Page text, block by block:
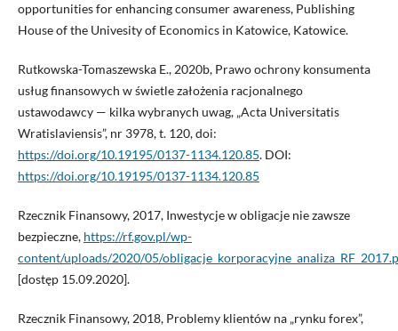
opportunities for enhancing consumer awareness, Publishing
House of the Univesity of Economics in Katowice, Katowice.
Rutkowska-Tomaszewska E., 2020b, Prawo ochrony konsumenta
usług finansowych w świetle założenia racjonalnego
ustawodawcy — kilka wybranych uwag, „Acta Universitatis
Wratislaviensis”, nr 3978, t. 120, doi:
https://doi.org/10.19195/0137-1134.120.85. DOI:
https://doi.org/10.19195/0137-1134.120.85
Rzecznik Finansowy, 2017, Inwestycje w obligacje nie zawsze
bezpieczne, https://rf.gov.pl/wp-
content/uploads/2020/05/
[dostęp 15.09.2020].
Rzecznik Finansowy, 2018, Problemy klientów na „rynku forex”,